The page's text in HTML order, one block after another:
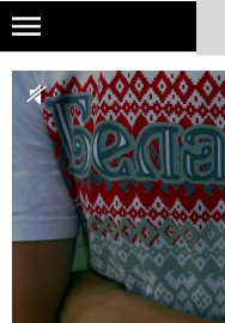
Skip
main
content
NATIONAL GEOGRAPHIC
TRAVELER
PODCASTY
Sklep
Newsletter